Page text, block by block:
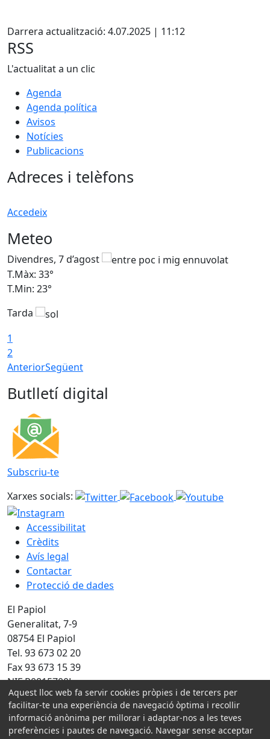
Darrera actualització: 4.07.2025 | 11:12
RSS
L'actualitat a un clic
Agenda
Agenda política
Avisos
Notícies
Publicacions
Adreces i telèfons
Accedeix
Meteo
Divendres, 7 d’agost
T.Màx: 33°
T.Min: 23°
Tarda
1
2
AnteriorSegüent
Butlletí digital
Subscriu-te
Xarxes socials:
Accessibilitat
Crèdits
Avís legal
Contactar
Protecció de dades
El Papiol
Generalitat, 7-9
08754 El Papiol
Tel. 93 673 02 20
Fax 93 673 15 39
NIF P0815700J
Amb la col·laboració de:
Aquest lloc web fa servir cookies pròpies i de tercers per
facilitar-te una experiència de navegació òptima i recollir
informació anònima per millorar i adaptar-nos a les teves
preferències i pautes de navegació. Navegar sense acceptar